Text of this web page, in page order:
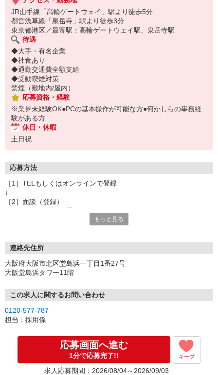
JR山手線「高輪ゲートウェイ」駅より徒歩5分
都営浅草線「泉岳寺」駅より徒歩3分
東京都港区／最寄駅：高輪ゲートウェイ駅、泉岳寺駅
待遇
◆大手・有名企業
◆社食あり
◆通勤交通費全額支給
◆受動喫煙対策
禁煙（敷地内/屋内）
応募資格・経験
※業界未経験OK●PCの基本操作が可能な方●何かしらの事務経
験がある方
休日・休暇
土日祝
応募方法
［1］TELもしくはオンラインで登録
↓
［2］面談（登録）
［3］お仕事の紹介
ご希望条件に合うお仕事があればその他のお仕事もご紹介
↓
就業にあたっての手続きを行います。
↓
［5］お仕事スタート
出勤初日は営業担当が同行するので
※ご応募のタイミングによっては募集が終了している場合もござい
ます。予めご了承ください。
もっと見る
連絡先住所
大阪府大阪市北区堂島浜一丁目1番27号
大阪堂島浜タワー11階
この求人に関するお問い合わせ
0120-577-787
担当：採用係
応募画面へ進む
1分で応募完了!! キープ
求人応募期間：2026/08/04～2026/09/03